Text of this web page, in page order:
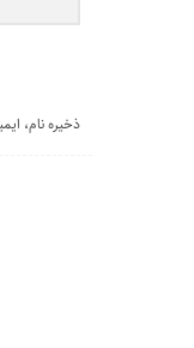
ذخیره نام،